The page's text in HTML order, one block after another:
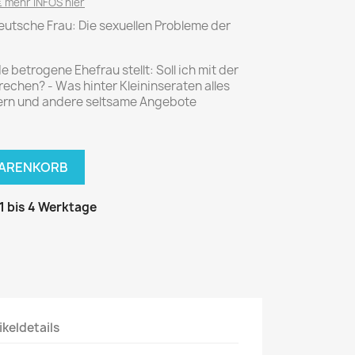
P.M. Biografie
Unser Wald
MUSIK
Graceland
JUICE
Metal Hammer
MODE
Frau: Die sexuellen Probleme der
betrogene Ehefrau stellt: Soll ich mit der
- Was hinter Kleininseraten alles
und andere seltsame Angebote
bis 4 Werktage